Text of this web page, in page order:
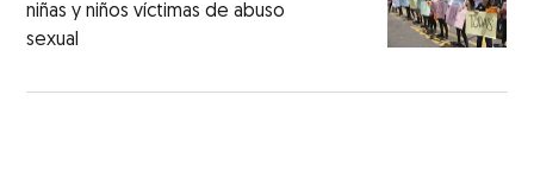
niñas y niños víctimas de abuso
sexual